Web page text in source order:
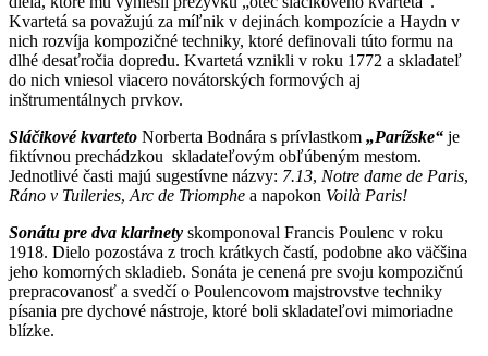
Kvartetá sa považujú za míľnik v dejinách kompozície a Haydn v
nich rozvíja kompozičné techniky, ktoré definovali túto formu na
dlhé desaťročia dopredu. Kvartetá vznikli v roku 1772 a skladateľ
do nich vniesol viacero novátorských formových aj
inštrumentálnych prvkov.
Sláčikové kvarteto Norberta Bodnára s prívlastkom „Parížske“ je
fiktívnou prechádzkou skladateľovým obľúbeným mestom.
Jednotlivé časti majú sugestívne názvy: 7.13, Notre dame de Paris,
Ráno v Tuileries, Arc de Triomphe a napokon Voilà Paris!
Sonátu pre dva klarinety skomponoval Francis Poulenc v roku
1918. Dielo pozostáva z troch krátkych častí, podobne ako väčšina
jeho komorných skladieb. Sonáta je cenená pre svoju kompozičnú
prepracovanosť a svedčí o Poulencovom majstrovstve techniky
písania pre dychové nástroje, ktoré boli skladateľovi mimoriadne
blízke.